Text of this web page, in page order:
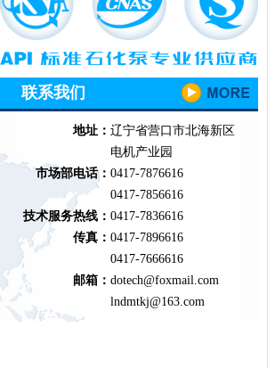
联系我们
地址：
市场部电话：
技术服务热线：
传真：
邮箱：
辽宁省营口市北海新区
电机产业园
0417-7876616
0417-7856616
0417-7836616
0417-7896616
0417-7666616
dotech@foxmail.com
lndmtkj@163.com